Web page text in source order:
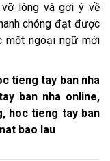
vỡ lòng và gợi ý về
chóng đạt được
một ngoại ngữ mới
tieng tay ban nha
ban nha online,
hoc tieng tay ban
bao lau